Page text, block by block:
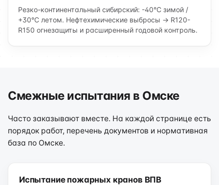
Резко-континентальный сибирский: -40°C зимой /
+30°C летом. Нефтехимические выбросы → R120-
R150 огнезащиты и расширенный годовой контроль.
Смежные испытания в Омске
Часто заказывают вместе. На каждой странице есть
порядок работ, перечень документов и нормативная
база по Омске.
Испытание пожарных кранов ВПВ